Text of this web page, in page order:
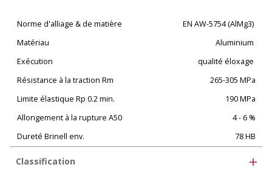
Norme d'alliage & de matière
EN AW-5754 (AlMg3)
Matériau
Aluminium
Exécution
qualité éloxage
Résistance à la traction Rm
265-305 MPa
Limite élastique Rp 0.2 min.
190 MPa
Allongement à la rupture A50
4 - 6 %
Dureté Brinell env.
78 HB
Classification